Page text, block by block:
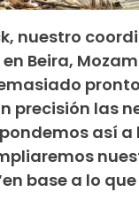
nuestro
Beira,
precisión las
así a
base a lo